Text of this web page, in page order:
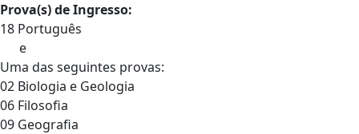
Prova(s) de Ingresso:
18 Português
e
Uma das seguintes provas:
02 Biologia e Geologia
06 Filosofia
09 Geografia